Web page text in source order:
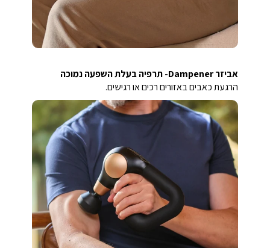
אביזר Dampener- תרפיה בעלת השפעה נמוכה
הרגעת כאבים באזורים רכים או רגישים.